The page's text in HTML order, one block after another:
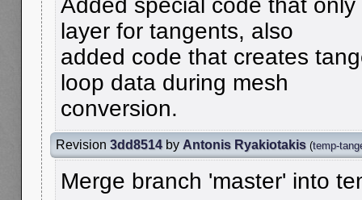
layer for tangents, also
added code that creates
loop data during mesh
conversion.
Revision 3dd8514by Antonis Ryakiotakis (temp-
Merge branch 'master' into